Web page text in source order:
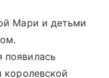
Мари и детьми
королевской